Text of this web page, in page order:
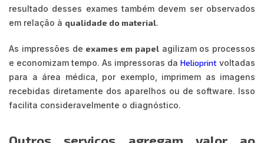
resultado desses exames também devem ser observados
em relação à qualidade do material.
As impressões de exames em papelagilizam os processos
e economizam tempo. As impressoras da Helioprint voltadas
para a área médica, por exemplo, imprimem as imagens
recebidas diretamente dos aparelhos ou de software. Isso
facilita consideravelmente o diagnóstico.